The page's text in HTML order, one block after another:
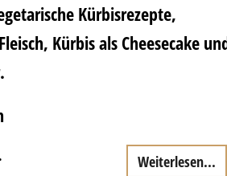
Kürbisrezepte,
Kürbis als Cheesecake
Weiterlesen...